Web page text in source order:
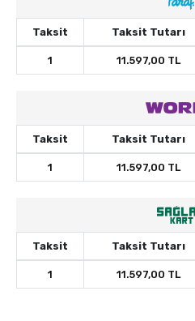
Taksit Taksit Tutarı
1 11.597,00 TL
Taksit Taksit Tutarı
1 11.597,00 TL
Taksit Taksit Tutarı
1 11.597,00 TL